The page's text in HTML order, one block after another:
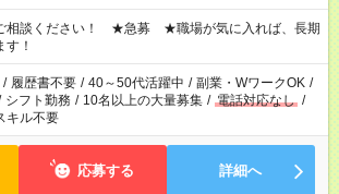
お仕事と合わせ週40時間超の就業はご案内できませ
基づき、週20時間以上勤務は社会保険への加入対象
※労働者派遣法（日雇い派遣の原則禁止）により、
期間の就業はご案内が難しい場合があります
相談ください！ ★急募 ★職場が気に入れば、長期
す！
/ 履歴書不要 / 40～50代活躍中 / 副業・WワークOK /
シフト勤務 / 10名以上の大量募集 / 電話対応なし /
キル不要
応募する 詳細へ